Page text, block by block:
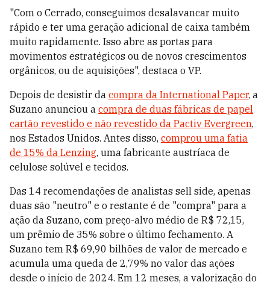
"Com o Cerrado, conseguimos desalavancar muito
rápido e ter uma geração adicional de caixa também
muito rapidamente. Isso abre as portas para
movimentos estratégicos ou de novos crescimentos
orgânicos, ou de aquisições", destaca o VP.
Depois de desistir da compra da International Paper, a
Suzano anunciou a compra de duas fábricas de papel
cartão revestido e não revestido da Pactiv Evergreen,
nos Estados Unidos. Antes disso, comprou uma fatia
de 15% da Lenzing, uma fabricante austríaca de
celulose solúvel e tecidos.
Das 14 recomendações de analistas sell side, apenas
duas são "neutro" e o restante é de "compra" para a
ação da Suzano, com preço-alvo médio de R$ 72,15,
um prêmio de 35% sobre o último fechamento. A
Suzano tem R$ 69,90 bilhões de valor de mercado e
acumula uma queda de 2,79% no valor das ações
desde o início de 2024. Em 12 meses, a valorização do